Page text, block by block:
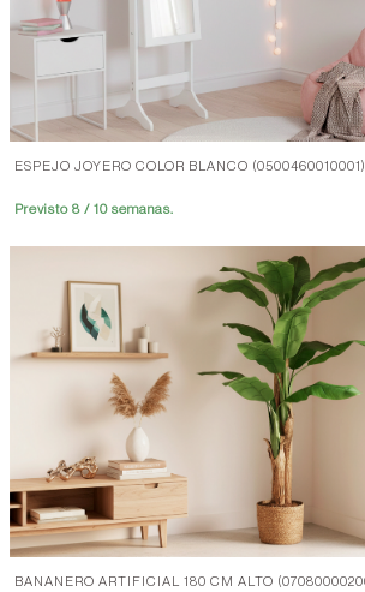
ESPEJO JOYERO COLOR BLANCO (0500460010001)
Previsto 8 / 10 semanas.
BANANERO ARTIFICIAL 180 CM ALTO